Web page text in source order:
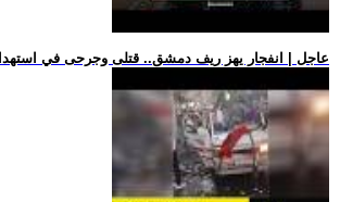
.. عاجل | انفجار يهز ريف دمشق.. قتلى وجرحى في